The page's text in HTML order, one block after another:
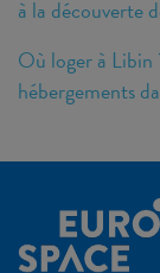
à la découverte
Où loger à Libin
hébergements